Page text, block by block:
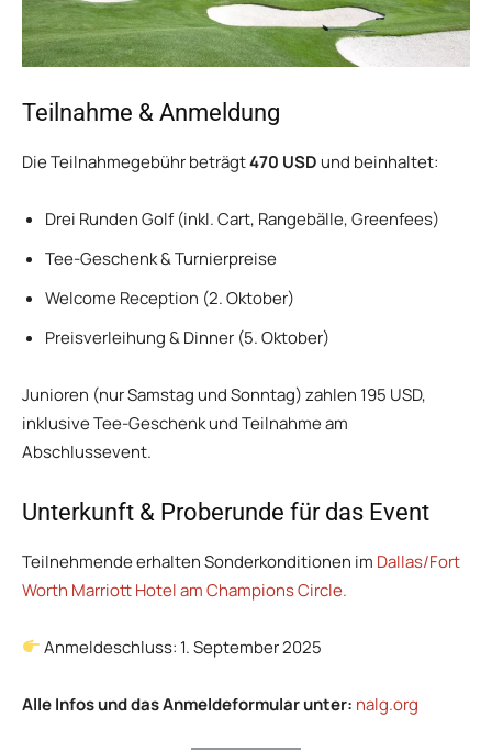
Teilnahme & Anmeldung
Die Teilnahmegebühr beträgt470 USD und beinhaltet:
Drei Runden Golf (inkl. Cart, Rangebälle, Greenfees)
Tee-Geschenk & Turnierpreise
Welcome Reception (2. Oktober)
Preisverleihung & Dinner (5. Oktober)
Junioren (nur Samstag und Sonntag) zahlen 195 USD,
inklusive Tee-Geschenk und Teilnahme am
Abschlussevent.
Unterkunft & Proberunde für das Event
Teilnehmende erhalten Sonderkonditionen im Dallas/Fort
Worth Marriott Hotel am Champions Circle.
Anmeldeschluss: 1. September 2025
Alle Infos und das Anmeldeformular unter: nalg.org